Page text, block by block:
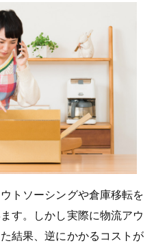
トソーシングや倉庫移転を
す。しかし実際に物流アウ
結果、逆にかかるコストが